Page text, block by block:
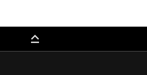
keyboard_capslock